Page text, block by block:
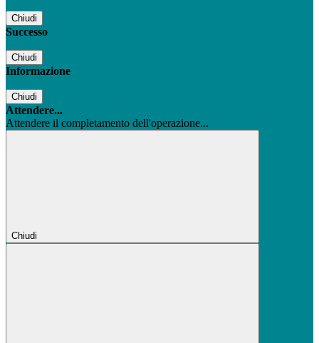
Chiudi
Successo
Chiudi
Informazione
Chiudi
Attendere...
Attendere il completamento dell'operazione...
Chiudi